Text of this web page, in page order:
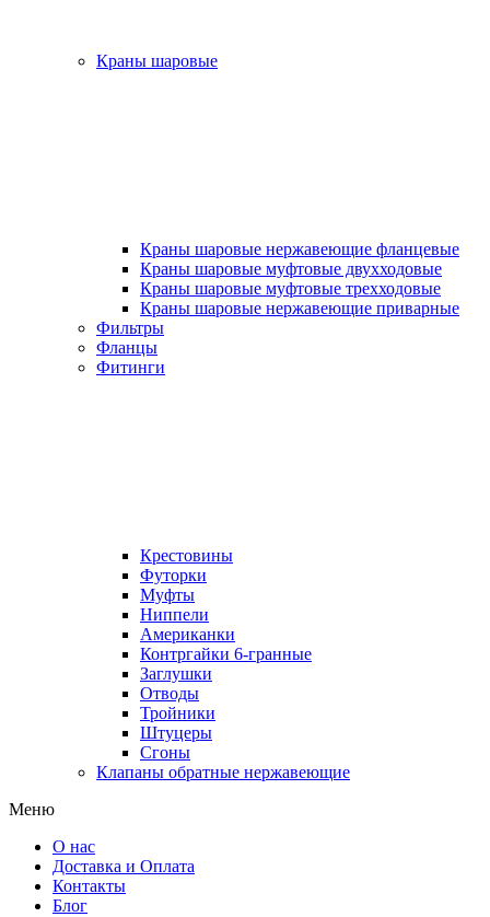
Краны шаровые
Краны шаровые нержавеющие фланцевые
Краны шаровые муфтовые двухходовые
Краны шаровые муфтовые трехходовые
Краны шаровые нержавеющие приварные
Фильтры
Фланцы
Фитинги
Крестовины
Футорки
Муфты
Ниппели
Американки
Контргайки 6-гранные
Заглушки
Отводы
Тройники
Штуцеры
Сгоны
Клапаны обратные нержавеющие
Меню
О нас
Доставка и Оплата
Контакты
Блог